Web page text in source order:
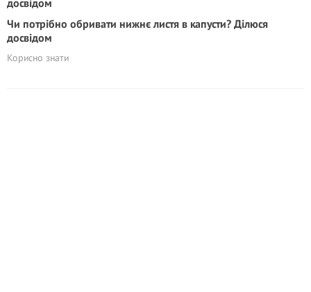
Чи потрібно обривати нижнє листя в капусти? Ділюся
досвідом
Корисно знати